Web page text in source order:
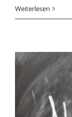
Weiterlesen